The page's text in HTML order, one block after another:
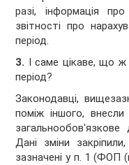
разі, інформація
звітності про
період.
3. І саме цікаве, що
період?
Законодавці,
поміж іншого,
загальнообов'язкове
Дані зміни
зазначені у п. 1 (ФОП